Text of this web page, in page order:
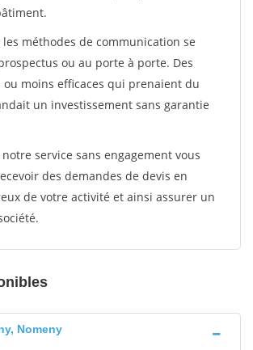
méthodes de communication se
ou au porte à porte. Des
ou moins efficaces qui prenaient du
un investissement sans garantie
service sans engagement vous
des demandes de devis en
de votre activité et ainsi assurer un
Nomeny